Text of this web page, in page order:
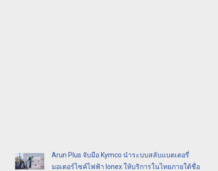
Arun Plus จับมือ Kymco นำระบบสลับแบตเตอรี่
มอเตอร์ไซค์ไฟฟ้า Ionex ให้บริการในไทยภายใต้ชื่อ